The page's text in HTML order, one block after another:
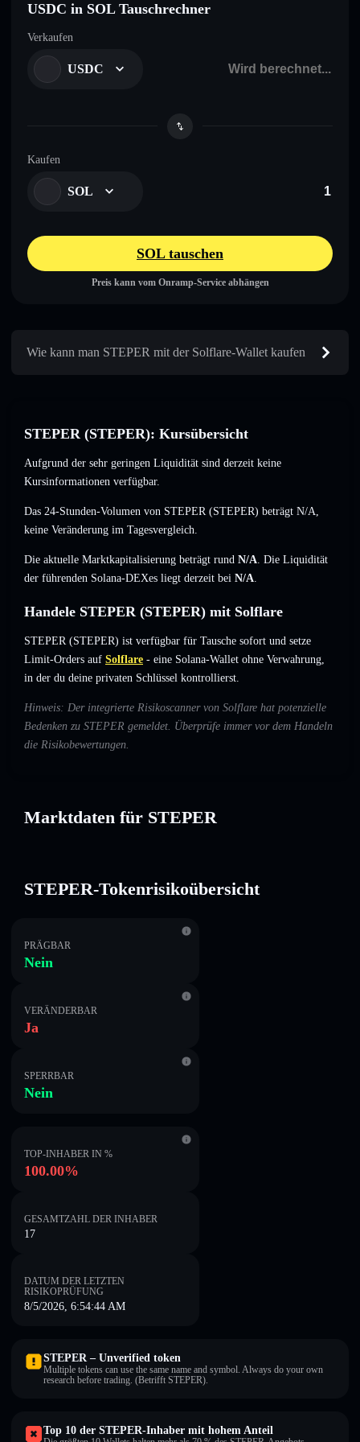
USDC in SOL Tauschrechner
Verkaufen
USDC
Kaufen
SOL
SOL tauschen
Preis kann vom Onramp-Service abhängen
Wie kann man STEPER mit der Solflare-Wallet kaufen
STEPER (STEPER): Kursübersicht
Aufgrund der sehr geringen Liquidität sind derzeit keine
Kursinformationen verfügbar.
Das 24-Stunden-Volumen von STEPER (STEPER) beträgt N/A,
keine Veränderung im Tagesvergleich.
Die aktuelle Marktkapitalisierung beträgt rund N/A. Die Liquidität
der führenden Solana-DEXes liegt derzeit bei N/A.
Handele STEPER (STEPER) mit Solflare
STEPER (STEPER) ist verfügbar für Tausche sofort und setze
Limit-Orders auf Solflare - eine Solana-Wallet ohne Verwahrung,
in der du deine privaten Schlüssel kontrollierst.
Hinweis: Der integrierte Risikoscanner von Solflare hat potenzielle
Bedenken zu STEPER gemeldet. Überprüfe immer vor dem Handeln
die Risikobewertungen.
Marktdaten für STEPER
STEPER-Tokenrisikoübersicht
PRÄGBAR
Nein
VERÄNDERBAR
Ja
SPERRBAR
Nein
TOP-INHABER IN %
100.00%
GESAMTZAHL DER INHABER
17
DATUM DER LETZTEN
RISIKOPRÜFUNG
8/5/2026, 6:54:44 AM
STEPER – Unverified token
Multiple tokens can use the same name and symbol. Always do your own
research before trading. (Betrifft STEPER).
Top 10 der STEPER-Inhaber mit hohem Anteil